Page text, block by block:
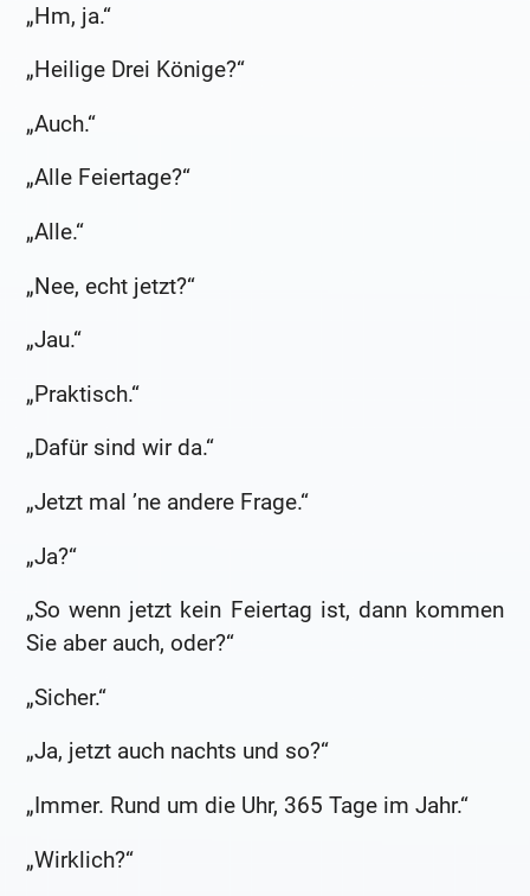
„Hm, ja.“
„Heilige Drei Könige?“
„Auch.“
„Alle Feiertage?“
„Alle.“
„Nee, echt jetzt?“
„Jau.“
„Praktisch.“
„Dafür sind wir da.“
„Jetzt mal ’ne andere Frage.“
„Ja?“
„So wenn jetzt kein Feiertag ist, dann kommen
Sie aber auch, oder?“
„Sicher.“
„Ja, jetzt auch nachts und so?“
„Immer. Rund um die Uhr, 365 Tage im Jahr.“
„Wirklich?“